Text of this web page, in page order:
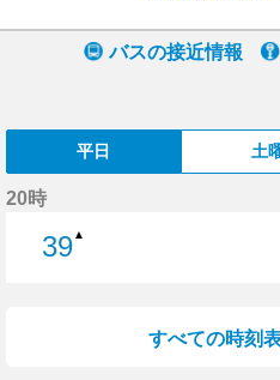
バスの接近情報
平日 土
20時
39▲
すべての時刻